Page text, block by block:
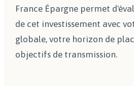
France Épargne permet
de cet investissement avec
globale, votre horizon de
objectifs de transmission.